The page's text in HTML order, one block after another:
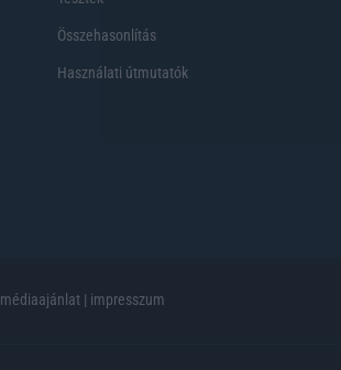
Összehasonlítás
Használati útmutatók
médiaajánlat | impresszum